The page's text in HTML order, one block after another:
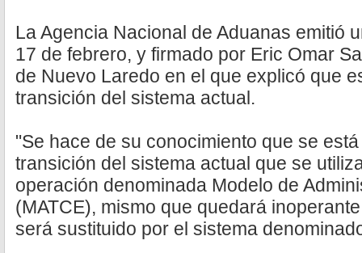
La Agencia Nacional de Aduanas emitió
17 de febrero, y firmado por Eric Omar
de Nuevo Laredo en el que explicó que
transición del sistema actual.
"Se hace de su conocimiento que se
transición del sistema actual que se
operación denominada Modelo de
(MATCE), mismo que quedará
será sustituido por el sistema